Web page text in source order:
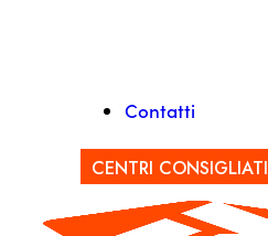
Contatti
CENTRI CONSIGLIATI